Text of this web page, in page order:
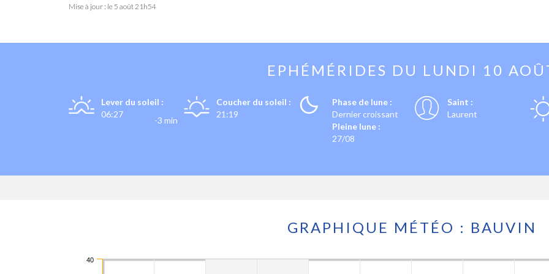
Mise à jour : le 5 août 21h54
EPHÉMÉRIDES DU LUNDI 10
Lever du soleil :
06:27
-3 min
Coucher du soleil :
21:19
Phase de lune :
Dernier croissant
Pleine lune :
27/08
Saint :
Laurent
GRAPHIQUE MÉTÉO : BAUVIN
40